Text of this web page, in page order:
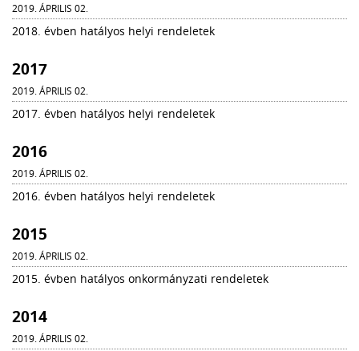
2019. ÁPRILIS 02.
2018. évben hatályos helyi rendeletek
2017
2019. ÁPRILIS 02.
2017. évben hatályos helyi rendeletek
2016
2019. ÁPRILIS 02.
2016. évben hatályos helyi rendeletek
2015
2019. ÁPRILIS 02.
2015. évben hatályos onkormányzati rendeletek
2014
2019. ÁPRILIS 02.